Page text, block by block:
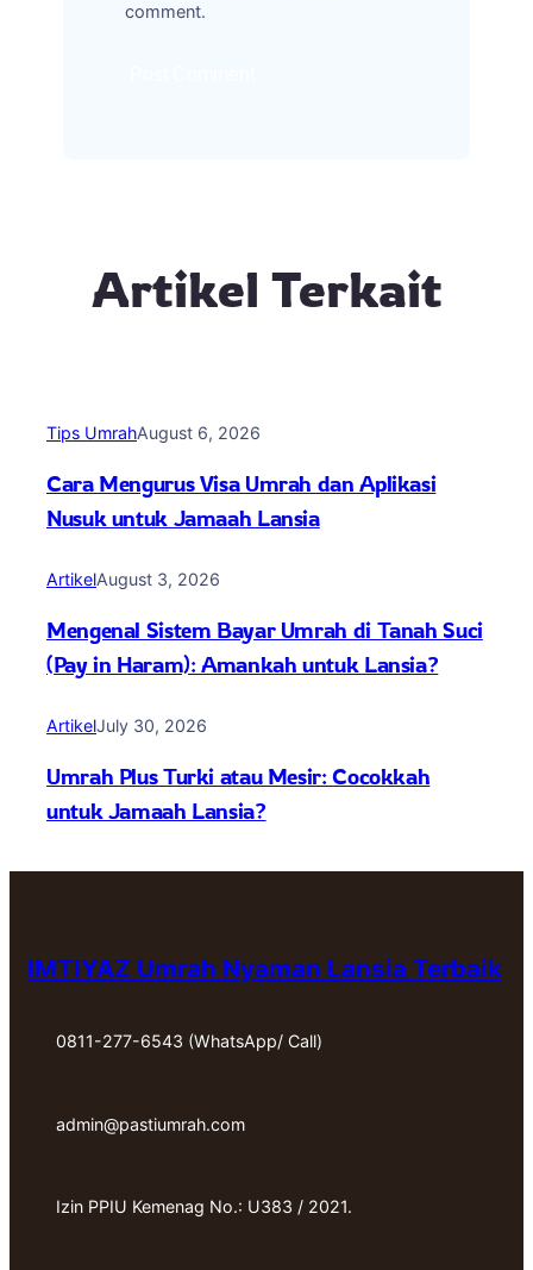
comment.
Artikel Terkait
Tips UmrahAugust 6, 2026
Cara Mengurus Visa Umrah dan Aplikasi
Nusuk untuk Jamaah Lansia
ArtikelAugust 3, 2026
Mengenal Sistem Bayar Umrah di Tanah Suci
(Pay in Haram): Amankah untuk Lansia?
ArtikelJuly 30, 2026
Umrah Plus Turki atau Mesir: Cocokkah
untuk Jamaah Lansia?
IMTIYAZ Umrah Nyaman Lansia Terbaik
0811-277-6543 (WhatsApp/ Call)
admin@pastiumrah.com
Izin PPIU Kemenag No.: U383 / 2021.